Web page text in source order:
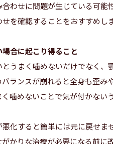
合わせに問題が生じている可
を確認することをおすすめしま
合に起こり得ること
うまく噛めないだけでなく
バランスが崩れると全身も歪
噛めないことで気が付かない
化すると簡単には元に戻せ
がかりな治療が必要になる前